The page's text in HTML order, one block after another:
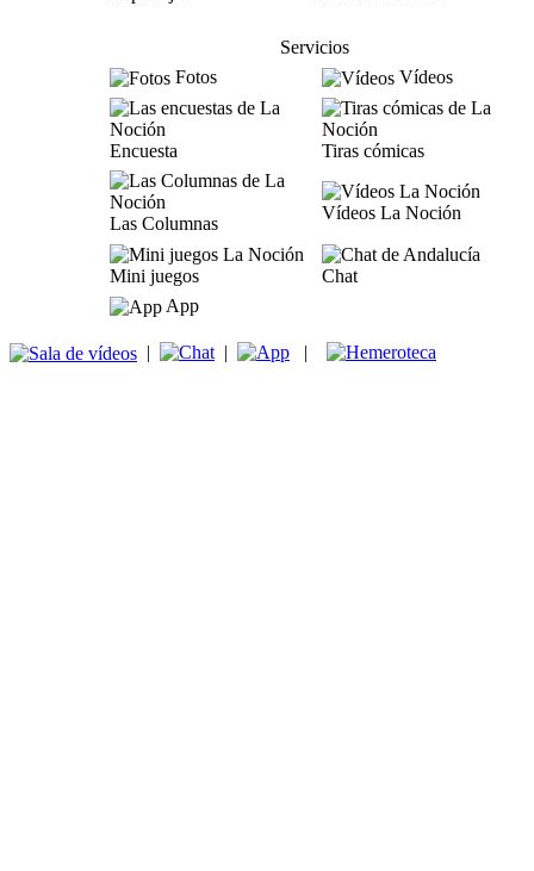
Servicios
Fotos
Vídeos
Encuesta Tiras cómicas
Las Columnas
Vídeos La Noción
Mini juegos
Chat
App
| | |